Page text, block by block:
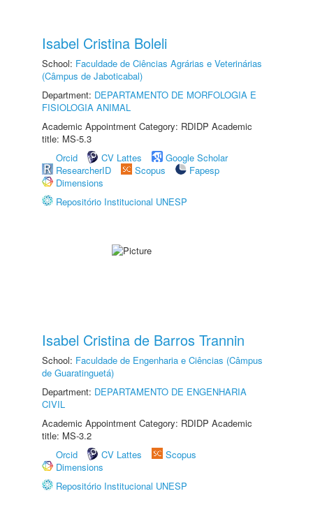
Isabel Cristina Boleli
School: Faculdade de Ciências Agrárias e Veterinárias
(Câmpus de Jaboticabal)
Department: DEPARTAMENTO DE MORFOLOGIA E
FISIOLOGIA ANIMAL
Academic Appointment Category: RDIDP Academic
title: MS-5.3
Orcid
CV Lattes
Google Scholar
ResearcherID
Scopus
Fapesp
Dimensions
Repositório Institucional UNESP
Isabel Cristina de Barros Trannin
School: Faculdade de Engenharia e Ciências (Câmpus
de Guaratinguetá)
Department: DEPARTAMENTO DE ENGENHARIA
CIVIL
Academic Appointment Category: RDIDP Academic
title: MS-3.2
Orcid
CV Lattes
Scopus
Dimensions
Repositório Institucional UNESP